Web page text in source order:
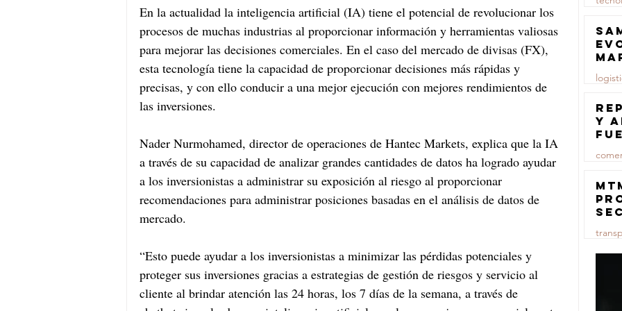
En la actualidad la inteligencia artificial (IA) tiene el potencial de revolucionar los
procesos de muchas industrias al proporcionar información y herramientas valiosas
para mejorar las decisiones comerciales. En el caso del mercado de divisas (FX),
esta tecnología tiene la capacidad de proporcionar decisiones más rápidas y
precisas, y con ello conducir a una mejor ejecución con mejores rendimientos de
las inversiones.
Nader Nurmohamed, director de operaciones de Hantec Markets, explica que la IA
a través de su capacidad de analizar grandes cantidades de datos ha logrado ayudar
a los inversionistas a administrar su exposición al riesgo al proporcionar
recomendaciones para administrar posiciones basadas en el análisis de datos de
mercado.
“Esto puede ayudar a los inversionistas a minimizar las pérdidas potenciales y
proteger sus inversiones gracias a estrategias de gestión de riesgos y servicio al
cliente al brindar atención las 24 horas, los 7 días de la semana, a través de
23 jul
23 jul
y
23 jul